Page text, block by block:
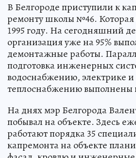
В Белгороде приступили к
ремонту школы №46. Которая
1995 году. На сегодняшний
организация уже на 95%
демонтажные работы.
подготовка инженерных
водоснабжению, электрике и
теплоснабжению выполнены
На днях мэр Белгорода
побывал на объекте. Здесь
работают порядка 35
капремонта на объекте